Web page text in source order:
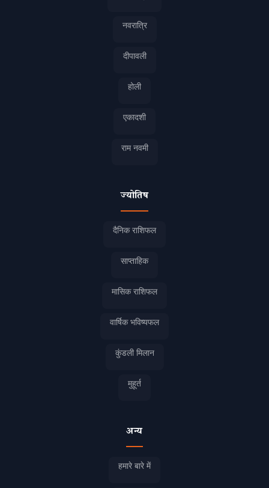
नवरात्रि
दीपावली
होली
एकादशी
राम नवमी
ज्योतिष
दैनिक राशिफल
साप्ताहिक
मासिक राशिफल
वार्षिक भविष्यफल
कुंडली मिलान
मुहूर्त
अन्य
हमारे बारे में